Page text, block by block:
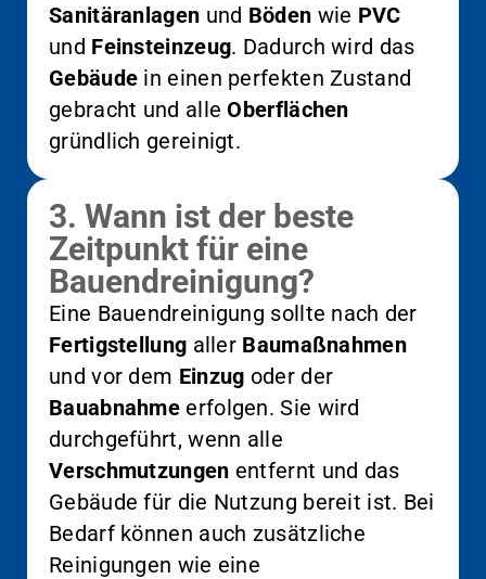
Sanitäranlagen und Böden wie PVC
und Feinsteinzeug. Dadurch wird das
Gebäude in einen perfekten Zustand
gebracht und alleOberflächen
gründlich gereinigt.
3. Wann ist der beste
Zeitpunkt für eine
Bauendreinigung?
Eine Bauendreinigung sollte nach der
Fertigstellung aller Baumaßnahmen
und vor dem Einzug oder der
Bauabnahme erfolgen. Sie wird
durchgeführt, wenn alle
Verschmutzungen entfernt und das
Gebäude für die Nutzung bereit ist. Bei
Bedarf können auch zusätzliche
Reinigungen wie eine